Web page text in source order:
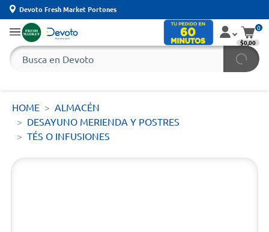
Devoto Fresh Market Portones
0
$0,00
HOME
ALMACÉN
DESAYUNO MERIENDA Y POSTRES
TÉS O INFUSIONES